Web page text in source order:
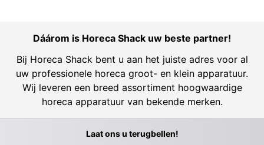
Dáárom is Horeca Shack uw beste partner!
Bij Horeca Shack bent u aan het juiste adres voor al
uw professionele horeca groot- en klein apparatuur.
Wij leveren een breed assortiment hoogwaardige
horeca apparatuur van bekende merken.
Laat ons u terugbellen!